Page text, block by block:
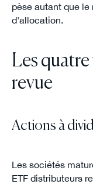
pèse autant que
d'allocation.
Les quatre
revue
Actions à
Les sociétés
ETF distributeurs